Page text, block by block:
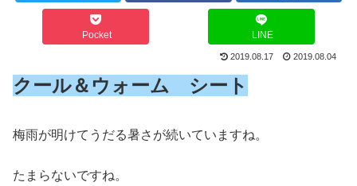
Pocket LINE
2019.08.17 2019.08.04
クール＆ウォーム シート
梅雨が明けてうだる暑さが続いていますね。
たまらないですね。